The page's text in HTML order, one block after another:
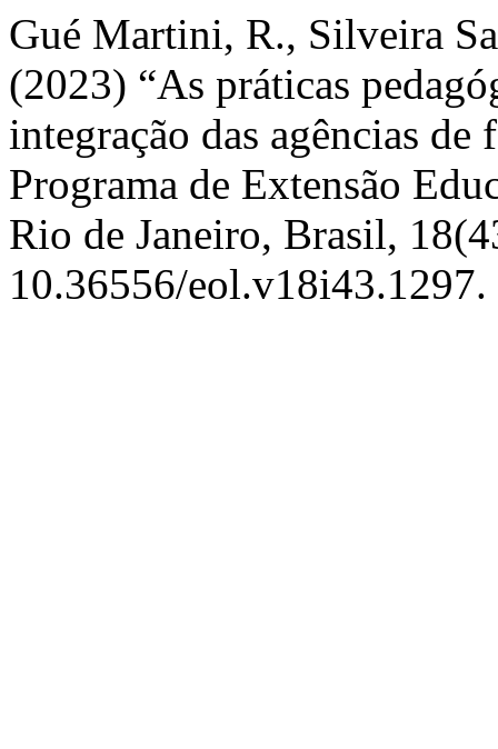
Gué Martini, R., Silveira
(2023) “As práticas
integração das agências
Programa de Extensão
Rio de Janeiro, Brasil,
10.36556/eol.v18i43.1297.